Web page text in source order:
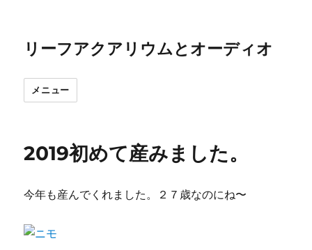
リーフアクアリウムとオーディオ
メニュー
2019初めて産みました。
今年も産んでくれました。２７歳なのにね〜